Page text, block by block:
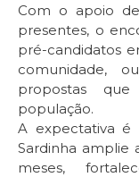
Com o apoio
presentes, o
pré-candidatos
comunidade,
propostas
população.
A expectativa é
Sardinha amplie
meses,